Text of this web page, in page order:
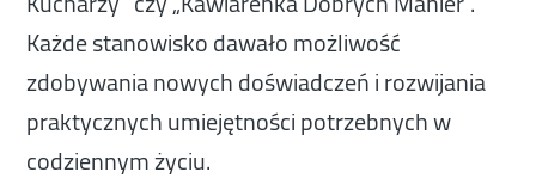
Każde stanowisko dawało możliwość
zdobywania nowych doświadczeń i rozwijania
praktycznych umiejętności potrzebnych w
codziennym życiu.